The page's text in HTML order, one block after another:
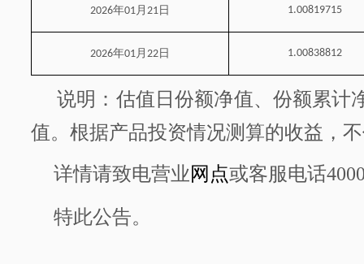
2026年01月 21 日 1.00819715
2026年01月 22 日 1.00838812
说明：估值日份额净值、份额累计
值。根据产品投资情况测算的收益，
详情请致电营业网点或客服电话
特此公告。